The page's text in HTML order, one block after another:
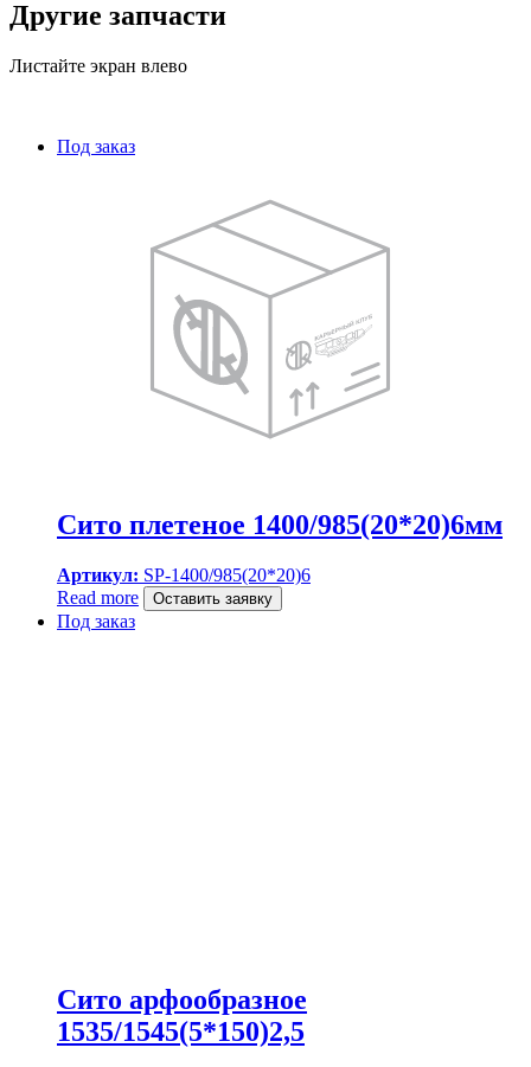
Другие запчасти
Листайте экран влево
Под заказ
Сито плетеное 1400/985(20*20)6мм
Артикул: SP-1400/985(20*20)6
Read more
Оставить заявку
Под заказ
Сито арфообразное
1535/1545(5*150)2,5